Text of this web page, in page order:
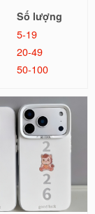
Số lượng
5-19
20-49
50-100